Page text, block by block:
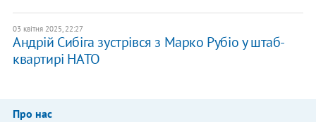
03 квітня 2025, 22:27
Андрій Сибіга зустрівся з Марко Рубіо у штаб-
квартирі НАТО
Про нас